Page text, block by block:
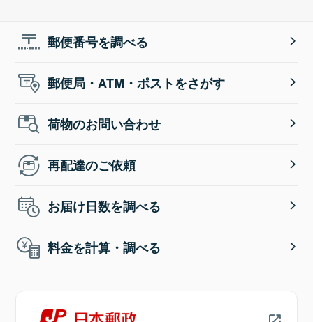
郵便番号を調べる
郵便局・ATM・ポストをさがす
荷物のお問い合わせ
再配達のご依頼
お届け日数を調べる
料金を計算・調べる